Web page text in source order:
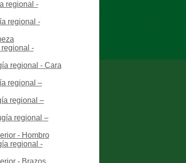
regional -
regional -
-
regional - Cara
regional –
regional –
regional –
- Hombro
regional -
- Brazos,